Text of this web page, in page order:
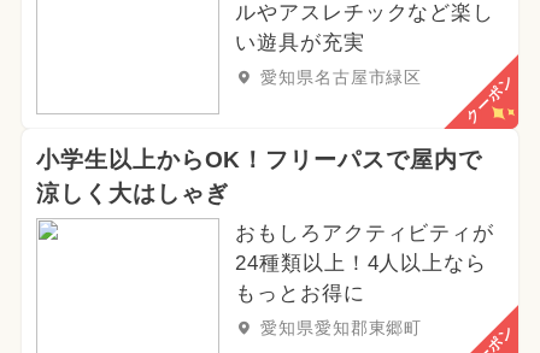
ルやアスレチックなど楽し
い遊具が充実
愛知県名古屋市緑区 クーポン
小学生以上からOK！フリーパスで屋内で
涼しく大はしゃぎ
おもしろアクティビティが
24種類以上！4人以上なら
もっとお得に
愛知県愛知郡東郷町